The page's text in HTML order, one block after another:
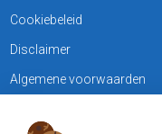
Cookiebeleid
Disclaimer
Algemene voorwaarden
KLANTENSERVICE